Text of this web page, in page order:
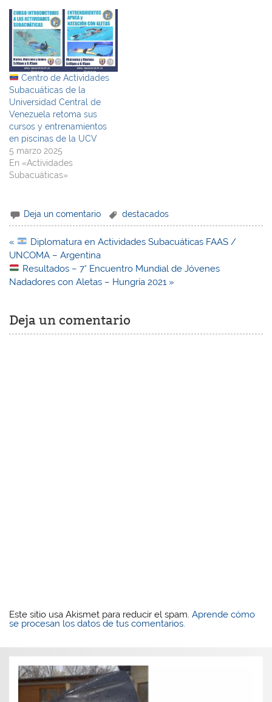
Centro de Actividades
Subacuáticas de la
Universidad Central de
Venezuela retoma sus
cursos y entrenamientos
en piscinas de la UCV
5 marzo 2025
En «Actividades
Subacuáticas»
Deja un comentario destacados
Navegación
de
entradas
«
Diplomatura en Actividades Subacuáticas FAAS /
UNCOMA – Argentina
Resultados – 7° Encuentro Mundial de Jóvenes
Nadadores con Aletas – Hungría 2021 »
Deja un comentario
Este sitio usa Akismet para reducir el spam.Aprende cómo
se procesan los datos de tus comentarios.